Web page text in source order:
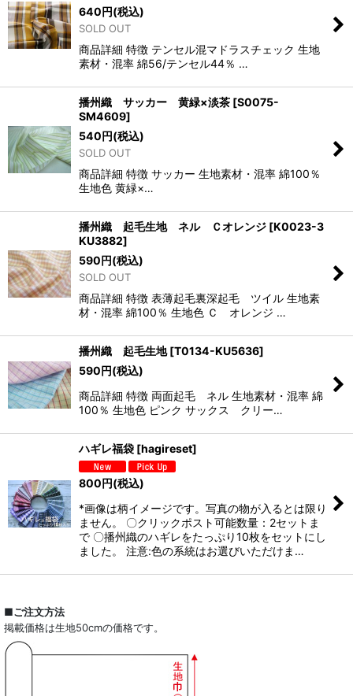
640円(税込)
SOLD OUT
商品詳細 特徴 テンセル混マドラスチェック 生地
素材・混率 綿56/テンセル44％ …
播州織 サッカー 黄緑×淡茶 [S0075-
SM4609]
540円(税込)
SOLD OUT
商品詳細 特徴 サッカー 生地素材・混率 綿100％
生地色 黄緑×…
播州織 起毛生地 ネル Ｃオレンジ [K0023-3
KU3882]
590円(税込)
SOLD OUT
商品詳細 特徴 表薄起毛裏深起毛 ツイル 生地素
材・混率 綿100％ 生地色 Ｃ オレンジ …
播州織 起毛生地 [T0134-KU5636]
590円(税込)
商品詳細 特徴 両面起毛 ネル 生地素材・混率 綿
100％ 生地色 ピンク サックス クリー…
ハギレ福袋 [hagireset]
800円(税込)
*画像は柄イメージです。写真の物が入るとは限り
ません。 〇クリックポスト可能数量：2セットま
で 〇播州織のハギレをたっぷり10枚をセットにし
ました。 注意:色の系統はお選びいただけま…
■ご注文方法
掲載価格は生地50cmの価格です。